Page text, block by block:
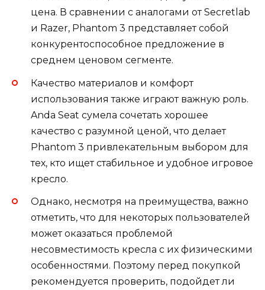
цена. В сравнении с аналогами от Secretlab
и Razer, Phantom 3 представляет собой
конкурентоспособное предложение в
среднем ценовом сегменте.
Качество материалов и комфорт
использования также играют важную роль.
Anda Seat сумела сочетать хорошее
качество с разумной ценой, что делает
Phantom 3 привлекательным выбором для
тех, кто ищет стабильное и удобное игровое
кресло.
Однако, несмотря на преимущества, важно
отметить, что для некоторых пользователей
может оказаться проблемой
несовместимость кресла с их физическими
особенностями. Поэтому перед покупкой
рекомендуется проверить, подойдет ли